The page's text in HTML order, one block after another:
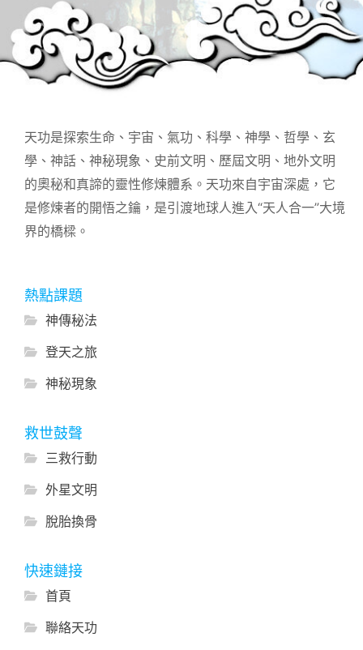
天功是探索生命、宇宙、氣功、科學、神學、哲學、玄
學、神話、神秘現象、史前文明、歷屆文明、地外文明
的奧秘和真諦的靈性修煉體系。天功來自宇宙深處，它
是修煉者的開悟之鑰，是引渡地球人進入“天人合一”大境
界的橋樑。
熱點課題
神傳秘法
登天之旅
神秘現象
救世鼓聲
三救行動
外星文明
脫胎換骨
快速鏈接
首頁
聯絡天功